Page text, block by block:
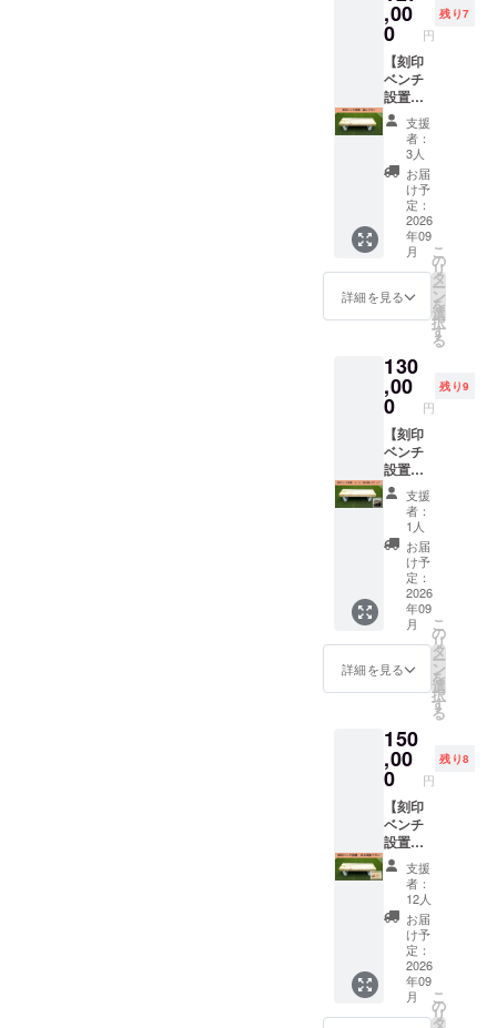
る逸品
となり
自分の
お名前
や所属
チーム
名、記
念日や
スロー
ガンな
ど、こ
の機会
に世界
に一つ
だけの
鉄製オ
くださ
い！ サ
イズ
×縦103
㎜×奥行
50㎜ 重
さ 約
120ｇ
厚さ 2
㎜ ※手
作業で
作成す
るため
若干の
誤差が
出る可
能性が
SUS30
4 文
字 ア
ベッ
ト・数
字の切
り抜き
にて大
文字１
５文字
まで
例
TOYOT
STADIU
へのデ
ジタル
芳名
※①と同
じ内容
にて芳
名いた
しま
す。 ③
サンク
スレ
ター ☆
支援
時、必
ず備考
欄に希
望され
体名を
ご記入
くださ
い。
＜例＞
芳名板
株式会
社豊田
スタジ
アム ※
万が
一、天
災など
のやむ
を得な
い理由
で掲出
場所、
なく
なった
場合、
私たち
にでき
る限り
のケア
はさせ
ていた
だきま
すが、
それ以
上の対
応は出
来かね
ます。
クネッ
トには
法人・
団体の
ロゴも
しくは
名称を
プリン
トし、
さらに
上部
ゴール
ポスト
のカ
バー1ヵ
所に、
名称が
入りま
ルポス
トカ
バーの
名称に
ついて
は白
色・統
一書体
を使
用。）
この
ミニ
ゴール
は芝生
広場に
置くこ
とを想
定して
おり、
に利用
するこ
とがで
きま
す。
また貸
出備品
として
占用利
用も可
能であ
り、グ
ラウン
ドでの
子ども
たちの
トレー
使用し
ている
ミニ
ゴール
をとよ
たス
ポーツ
パーク
に寄贈
します
（２
台） 掲
出期
間：
2026年
9月1
日〜使
用不可
ミニ
ゴール
のバッ
クネッ
トには
法人・
団体の
ロゴも
しくは
名称を
プリン
トし、
さらに
上部
ゴール
ポスト
のカ
バー1ヵ
所に、
す。
（ゴー
ルポス
トカ
バーの
名称に
ついて
は白
色・統
一書体
を使
用。）
この
ミニ
ゴール
は芝生
広場に
,00
0 円
残り7
【刻印
ベンチ
設置・
個人プ
ラン】
＜リ
ターン
内容＞
①公園
内に記
銘した
ベンチ
を設置
しま
す。 掲
2026年
9月1
日〜使
用不可
になる
まで 刻
印方
法：桧
の座面
右下へ
レー
ザー加
工にて
（80㎜
×80㎜の
サイ
ズ） ※
推奨４
段32文
段につ
き８文
字以内
推奨。
（レー
ザー加
工のた
め小さ
い文字
は読み
づらく
なる可
能性が
ござい
す。）
※芝生広
支援
者：
3人
お届
け予
定：
2026
年09
月
詳細を見る
こ
の
リ
タ
ー
ン
を
選
択
す
る
130
,00
0 円
残り9
【刻印
ベンチ
設置・
個人プ
ラン
ZEBRA
コー
ヒー券
付】 ＜
リター
ン＞ ①
公園内
に記銘
したベ
ンチを
掲出期
間：
2026年
9月1
日〜使
用不可
になる
まで 刻
印方
法：桧
の座面
右下へ
レー
ザー加
工にて
（80㎜
×80㎜の
支援
者：
1人
お届
け予
定：
2026
年09
月
詳細を見る
こ
の
リ
タ
ー
ン
を
選
択
す
る
150
,00
0 円
残り8
【刻印
ベンチ
設置・
法人団
体プラ
ン】 ＜
リター
ン内容
＞ ①公
園内に
記銘し
たベン
チを設
支援
者：
12人
お届
け予
定：
2026
年09
月
こ
の
リ
タ